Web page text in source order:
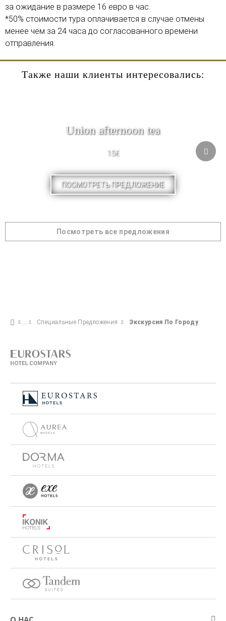
за ожидание в размере 16 евро в час.
*50% стоимости тура оплачивается в случае отмены
менее чем за 24 часа до согласованного времени
отправления.
Также наши клиенты интересовались:
Union afternoon tea
15€
ПОСМОТРЕТЬ ПРЕДЛОЖЕНИЕ
Посмотреть все предложения
Специальные Предложения Экскурсия По Городу